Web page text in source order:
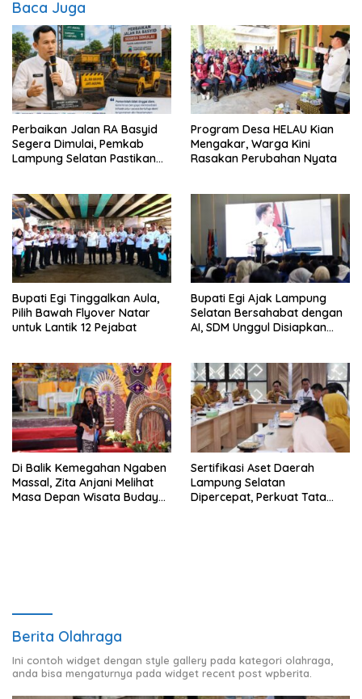
Baca Juga
Perbaikan Jalan RA Basyid
Segera Dimulai, Pemkab
Lampung Selatan Pastikan
Program Desa HELAU Kian
Mengakar, Warga Kini
Rasakan Perubahan Nyata
Bupati Egi Tinggalkan Aula,
Pilih Bawah Flyover Natar
untuk Lantik 12 Pejabat
Bupati Egi Ajak Lampung
Selatan Bersahabat dengan
AI, SDM Unggul Disiapkan
Di Balik Kemegahan Ngaben
Massal, Zita Anjani Melihat
Masa Depan Wisata Budaya
Sertifikasi Aset Daerah
Lampung Selatan
Dipercepat, Perkuat Tata
Berita Olahraga
Ini contoh widget dengan style gallery pada kategori olahraga,
anda bisa mengaturnya pada widget recent post wpberita.